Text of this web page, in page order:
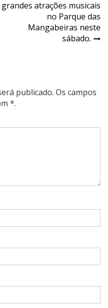
grandes atrações musicais
no Parque das
Mangabeiras neste
sábado.
publicado. Os campos
*.